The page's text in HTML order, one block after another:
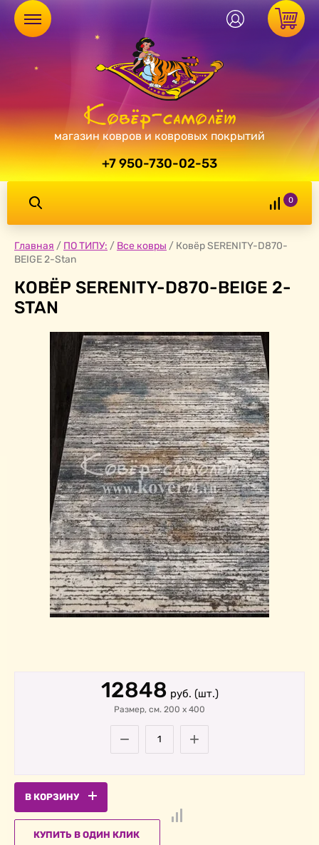
магазин ковров и ковровых покрытий
+7 950-730-02-53
0
Главная / ПО ТИПУ: / Все ковры / Ковёр SERENITY-D870-
BEIGE 2-Stan
КОВЁР SERENITY-D870-BEIGE 2-
STAN
12848 руб. (шт.)
Размер, cм. 200 х 400
− +
В КОРЗИНУ
КУПИТЬ В ОДИН КЛИК